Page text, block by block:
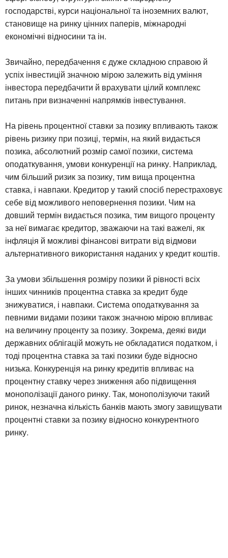
господарстві, курси національної та іноземних валют,
становище на ринку цінних паперів, міжнародні
економічні відносини та ін.
Звичайно, передбачення є дуже складною справою й
успіх інвестицій значною мірою залежить від уміння
інвестора передбачити й врахувати цілий комплекс
питань при визначенні напрямків інвестування.
На рівень процентної ставки за позику впливають також
рівень ризику при позиці, термін, на який видається
позика, абсолютний розмір самої позики, система
оподаткування, умови конкуренції на ринку. Наприклад,
чим більший ризик за позику, тим вища процентна
ставка, і навпаки. Кредитор у такий спосіб перестраховує
себе від можливого неповернення позики. Чим на
довший термін видається позика, тим вищого проценту
за неї вимагає кредитор, зважаючи на такі важелі, як
інфляція й можливі фінансові витрати від відмови
альтернативного використання наданих у кредит коштів.
За умови збільшення розміру позики й рівності всіх
інших чинників процентна ставка за кредит буде
знижуватися, і навпаки. Система оподаткування за
певними видами позики також значною мірою впливає
на величину проценту за позику. Зокрема, деякі види
державних облігацій можуть не обкладатися податком, і
тоді процентна ставка за такі позики буде відносно
низька. Конкуренція на ринку кредитів впливає на
процентну ставку через зниження або підвищення
монополізації даного ринку. Так, монополізуючи такий
ринок, незначна кількість банків мають змогу завищувати
процентні ставки за позику відносно конкурентного
ринку.